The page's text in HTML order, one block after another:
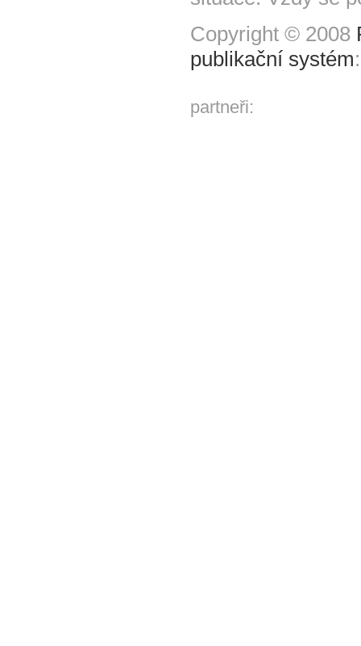
Copyright © 2008
publikační systém
partneři: